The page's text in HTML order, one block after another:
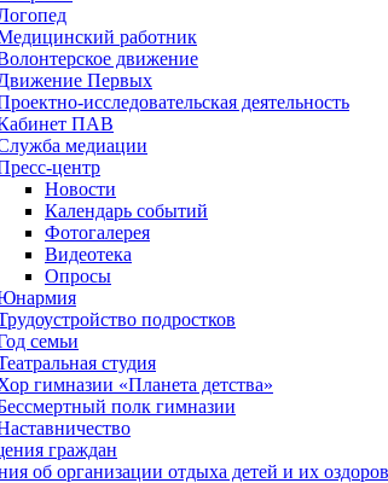
работник
движение
Первых
исследовательская деятельность
ПАВ
медиации
центр
Новости
Календарь событий
Фотогалерея
Видеотека
Опросы
подростков
семьи
студия
гимназии «Планета детства»
полк гимназии
граждан
об организации отдыха детей и их